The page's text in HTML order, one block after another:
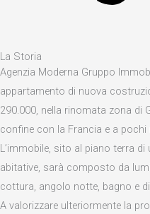
La Storia
Agenzia Moderna Gruppo
appartamento di nuova
290.000, nella rinomata zona di
confine con la Francia e a
L’immobile, sito al piano terra
abitative, sarà composto da
cottura, angolo notte, bagno e
A valorizzare ulteriormente la